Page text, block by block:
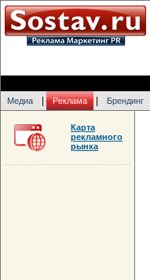
Медиа Реклама Брендинг
Карта
рекламного
рынка